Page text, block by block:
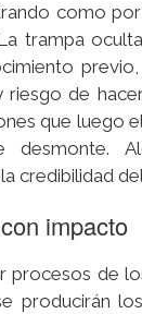
como
trampa
riesgo de
que luego
desmonte.
credibilidad
impacto
procesos de
producirán